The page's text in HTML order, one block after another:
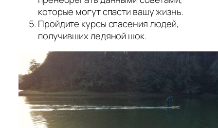
которые могут спасти вашу жизнь.
Пройдите курсы спасения людей,
получивших ледяной шок.